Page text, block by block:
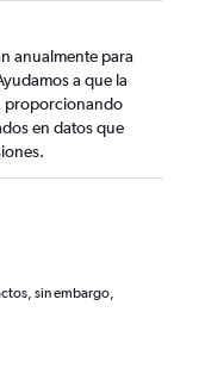
anualmente para
a que la
proporcionando
en datos que
sin embargo,